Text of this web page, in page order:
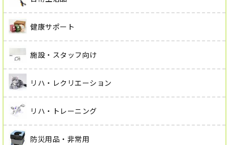
健康サポート
施設・スタッフ向け
リハ・レクリエーション
リハ・トレーニング
防災用品・非常用